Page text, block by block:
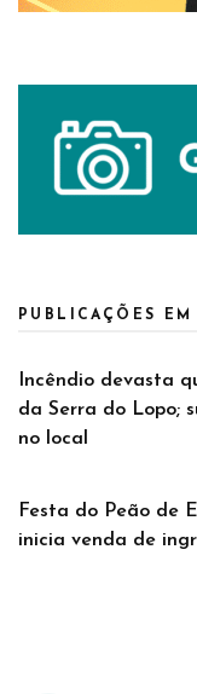
PUBLICAÇÕES EM
Incêndio devasta
da Serra do Lopo;
no local
Festa do Peão de
inicia venda de